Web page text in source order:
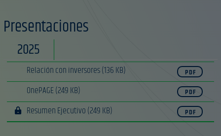
Presentaciones
2025
PDF
Relación con inversores(136 KB)
PDF
OnePAGE(249 KB)
PDF
Resumen Ejecutivo(249 KB)